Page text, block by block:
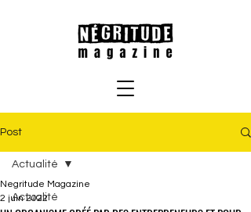
Post
Actualité
Actualité
Negritude Magazine
2 juin 2022